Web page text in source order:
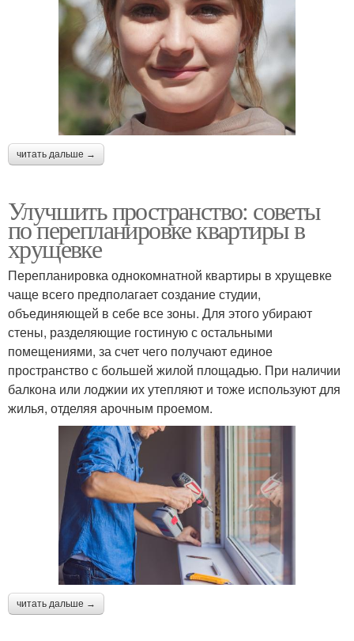
читать дальше →
Улучшить пространство: советы
по перепланировке квартиры в
хрущевке
Перепланировка однокомнатной квартиры в хрущевке
чаще всего предполагает создание студии,
объединяющей в себе все зоны. Для этого убирают
стены, разделяющие гостиную с остальными
помещениями, за счет чего получают единое
пространство с большей жилой площадью. При наличии
балкона или лоджии их утепляют и тоже используют для
жилья, отделяя арочным проемом.
читать дальше →